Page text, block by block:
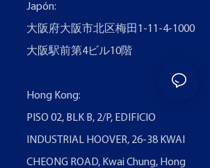
Japón:
大阪府大阪市北区梅田1-11-4-1000
大阪駅前第4ビル10階
Hong Kong:
PISO 02, BLK B, 2/P, EDIFICIO
INDUSTRIAL HOOVER, 26-38 KWAI
CHEONG ROAD, Kwai Chung, Hong